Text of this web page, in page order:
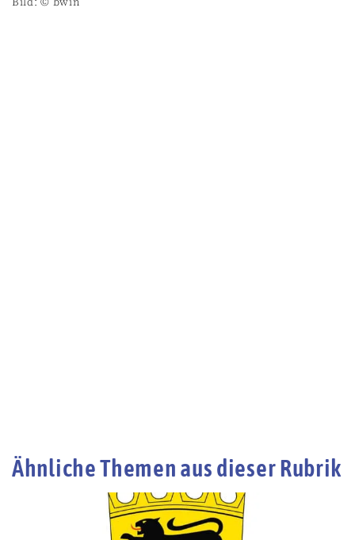
Ähnliche Themen aus dieser Rubrik